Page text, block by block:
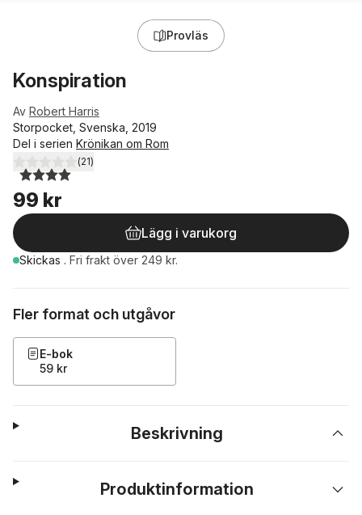
Provläs
Konspiration
Av Robert Harris
Storpocket, Svenska, 2019
Del i serien Krönikan om Rom
4,0utav 5 stjärnor. Totalt antal röster:
(21)
99 kr
Lägg i varukorg
Skickas . Fri frakt över 249 kr.
Fler format och utgåvor
E-bok
59 kr
Beskrivning
Produktinformation